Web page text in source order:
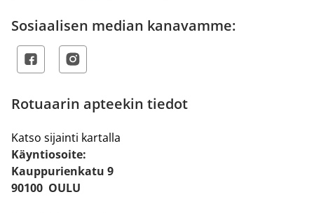
Sosiaalisen median kanavamme:
Rotuaarin apteekin tiedot
Katso sijainti kartalla
Käyntiosoite:
Kauppurienkatu 9
90100 OULU